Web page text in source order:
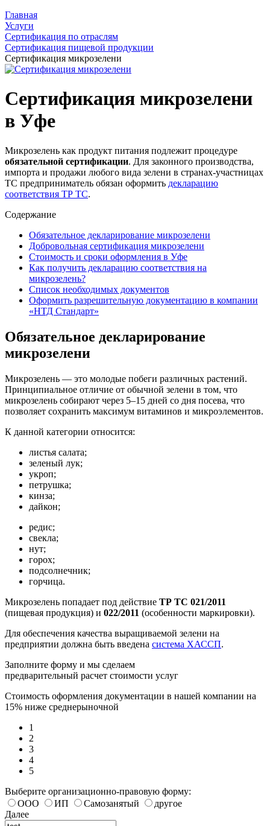
Главная
Услуги
Сертификация по отраслям
Сертификация пищевой продукции
Сертификация микрозелени
Сертификация микрозелени
в Уфе
Микрозелень как продукт питания подлежит процедуре
обязательной сертификации. Для законного производства,
импорта и продажи любого вида зелени в странах-участницах
ТС предприниматель обязан оформить декларацию
соответствия ТР ТС.
Содержание
Обязательное декларирование микрозелени
Добровольная сертификация микрозелени
Стоимость и сроки оформления в Уфе
Как получить декларацию соответствия на
микрозелень?
Список необходимых документов
Оформить разрешительную документацию в компании
«НТД Стандарт»
Обязательное декларирование
микрозелени
Микрозелень — это молодые побеги различных растений.
Принципиальное отличие от обычной зелени в том, что
микрозелень собирают через 5–15 дней со дня посева, что
позволяет сохранить максимум витаминов и микроэлементов.
К данной категории относится:
листья салата;
зеленый лук;
укроп;
петрушка;
кинза;
дайкон;
редис;
свекла;
нут;
горох;
подсолнечник;
горчица.
Микрозелень попадает под действие ТР ТС 021/2011
(пищевая продукция) и 022/2011 (особенности маркировки).
Для обеспечения качества выращиваемой зелени на
предприятии должна быть введена система ХАССП.
Заполните форму и мы сделаем
предварительный расчет стоимости услуг
Стоимость оформления документации в нашей компании на
15% ниже среднерыночной
1
2
3
4
5
Выберите организационно-правовую форму:
ООО
ИП Самозанятый
другое
Далее